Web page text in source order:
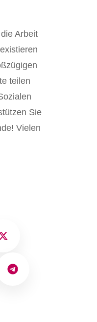
Arbeit
teilen
Sie
Vielen
X
Telegram